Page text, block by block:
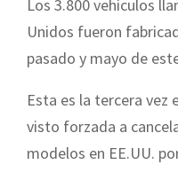
Los 3.800 vehículos
Unidos fueron
pasado y mayo de
Esta es la tercera vez
visto forzada a
modelos en EE.UU.